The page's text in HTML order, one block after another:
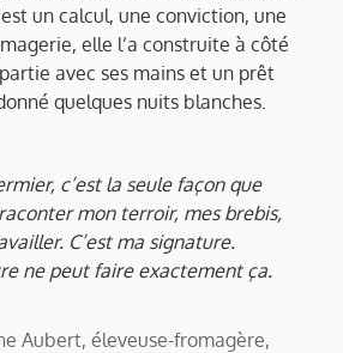
un calcul, une conviction, une
elle l’a construite à côté
avec ses mains et un prêt
quelques nuits blanches.
c’est la seule façon que
mon terroir, mes brebis,
C’est ma signature.
ne peut faire exactement ça.
Aubert, éleveuse-fromagère,